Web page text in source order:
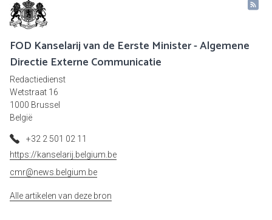
FOD Kanselarij van de Eerste Minister - Algemene
Directie Externe Communicatie
Redactiedienst
Wetstraat 16
1000 Brussel
België
+32 2 501 02 11
https://kanselarij.belgium.be
cmr@news.belgium.be
Alle artikelen van deze bron